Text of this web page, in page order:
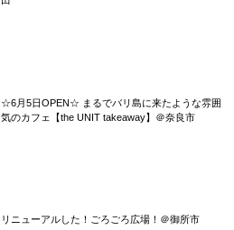
☆6月5日OPEN☆ まるでバリ島に来たような雰囲
気のカフェ【the UNIT takeaway】＠奈良市
リニューアルした！ごろごろ広場！＠御所市